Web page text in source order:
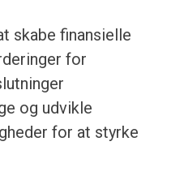
skabe finansielle
for
og udvikle
for at styrke